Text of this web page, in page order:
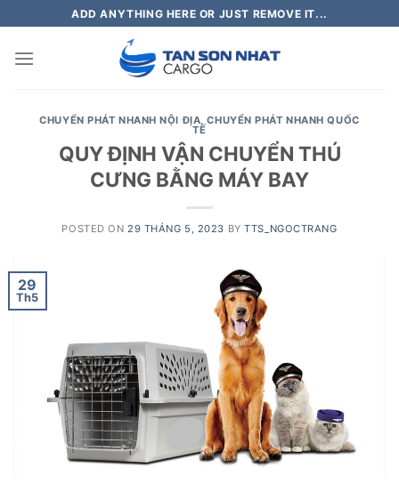
to
content
ADD ANYTHING HERE OR JUST REMOVE IT...
CHUYỂN PHÁT NHANH NỘI ĐỊA,CHUYỂN PHÁT NHANH QUỐC
TẾ
QUY ĐỊNH VẬN CHUYỂN THÚ
CƯNG BẰNG MÁY BAY
POSTED ON 29 THÁNG 5, 2023 BYTTS_NGOCTRANG
29
Th5